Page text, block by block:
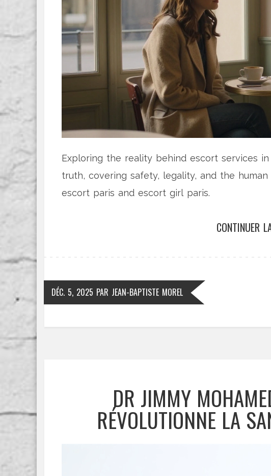
Exploring the reality behind escort services
truth, covering safety, legality, and the
escort paris and escort girl paris.
CONTINUER
DÉC. 5, 2025 PAR JEAN-BAPTISTE MOREL
DR JIMMY
RÉVOLUTIONNE LA